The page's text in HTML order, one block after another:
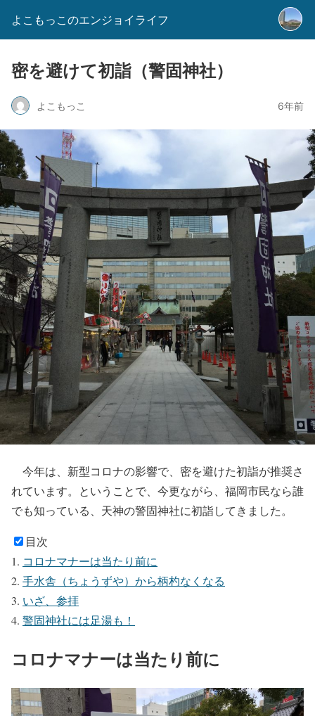
よこもっこのエンジョイライフ
密を避けて初詣（警固神社）
よこもっこ 6年前
今年は、新型コロナの影響で、密を避けた初詣が推奨さ
れています。ということで、今更ながら、福岡市民なら誰
でも知っている、天神の警固神社に初詣してきました。
目次
コロナマナーは当たり前に
手水舎（ちょうずや）から柄杓なくなる
いざ、参拝
警固神社には足湯も！
コロナマナーは当たり前に